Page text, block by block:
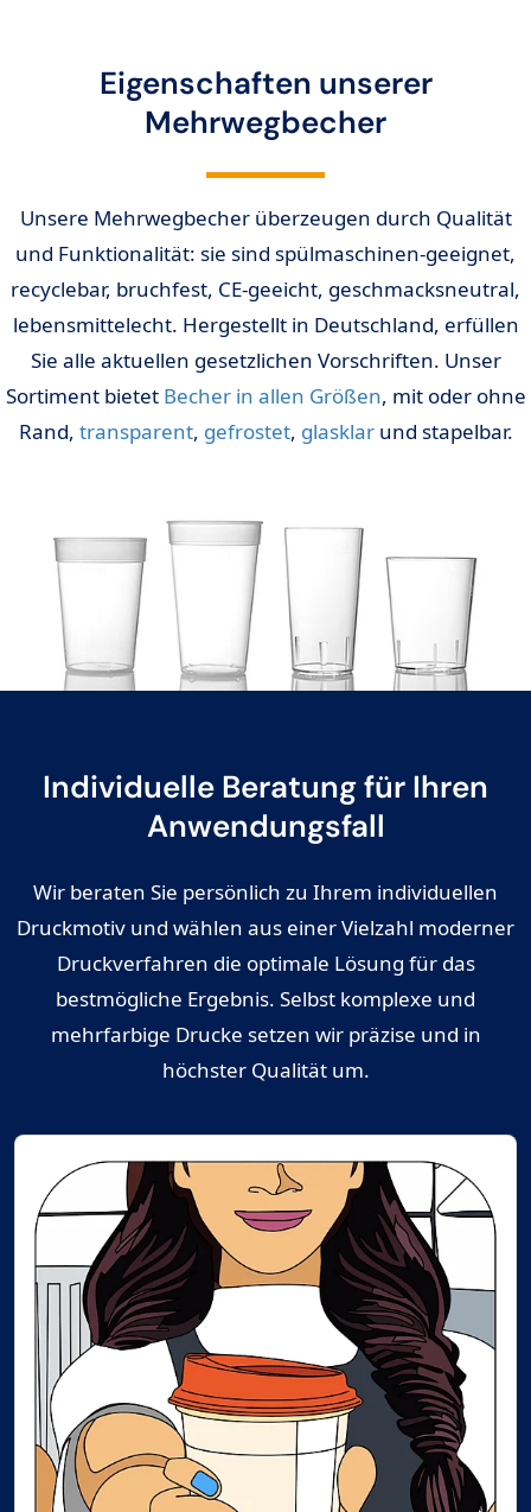
Eigenschaften unserer
Mehrwegbecher
Unsere Mehrwegbecher überzeugen durch Qualität
und Funktionalität: sie sind spülmaschinen-geeignet,
recyclebar, bruchfest, CE-geeicht, geschmacksneutral,
lebensmittelecht. Hergestellt in Deutschland, erfüllen
Sie alle aktuellen gesetzlichen Vorschriften. Unser
Sortiment bietet Becher in allen Größen, mit oder ohne
Rand, transparent, gefrostet, glasklarund stapelbar.
Individuelle Beratung für Ihren
Anwendungsfall
Wir beraten Sie persönlich zu Ihrem individuellen
Druckmotiv und wählen aus einer Vielzahl moderner
Druckverfahren die optimale Lösung für das
bestmögliche Ergebnis. Selbst komplexe und
mehrfarbige Drucke setzen wir präzise und in
höchster Qualität um.